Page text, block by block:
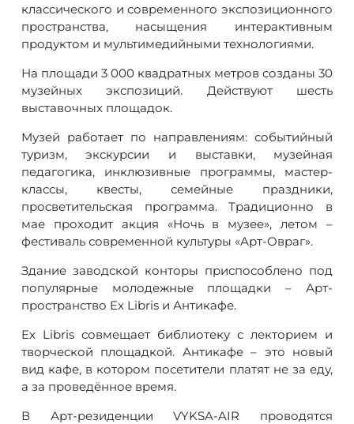
классического и современного экспозиционного
пространства, насыщения интерактивным
продуктом и мультимедийными технологиями.
На площади 3 000 квадратных метров созданы 30
музейных экспозиций. Действуют шесть
выставочных площадок.
Музей работает по направлениям: событийный
туризм, экскурсии и выставки, музейная
педагогика, инклюзивные программы, мастер-
классы, квесты, семейные праздники,
просветительская программа. Традиционно в
мае проходит акция «Ночь в музее», летом –
фестиваль современной культуры «Арт-Овраг».
Здание заводской конторы приспособлено под
популярные молодежные площадки – Арт-
пространство Ex Libris и Антикафе.
Ex Libris совмещает библиотеку с лекторием и
творческой площадкой. Антикафе – это новый
вид кафе, в котором посетители платят не за еду,
а за проведённое время.
В Арт-резиденции VYKSA-AIR проводятся